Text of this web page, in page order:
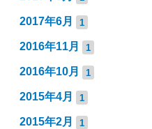
2017年6月 1
2016年11月 1
2016年10月 1
2015年4月 1
2015年2月 1